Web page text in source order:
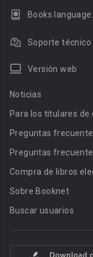
Books language:
Soporte técnico
Versión web
Noticias
Para los titulares
Preguntas
Preguntas
Compra de libros
Sobre Booknet
Buscar usuarios